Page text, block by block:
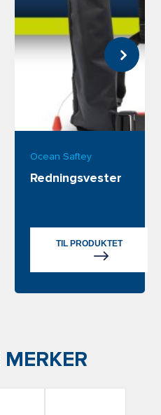
Ocean Saftey
Redningsvester
TIL PRODUKTET